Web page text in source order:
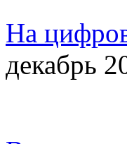
На
декабрь